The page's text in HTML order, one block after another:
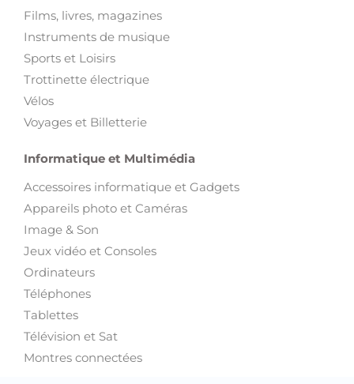
Films, livres, magazines
Instruments de musique
Sports et Loisirs
Trottinette électrique
Vélos
Voyages et Billetterie
Informatique et Multimédia
Accessoires informatique et Gadgets
Appareils photo et Caméras
Image & Son
Jeux vidéo et Consoles
Ordinateurs
Téléphones
Tablettes
Télévision et Sat
Montres connectées